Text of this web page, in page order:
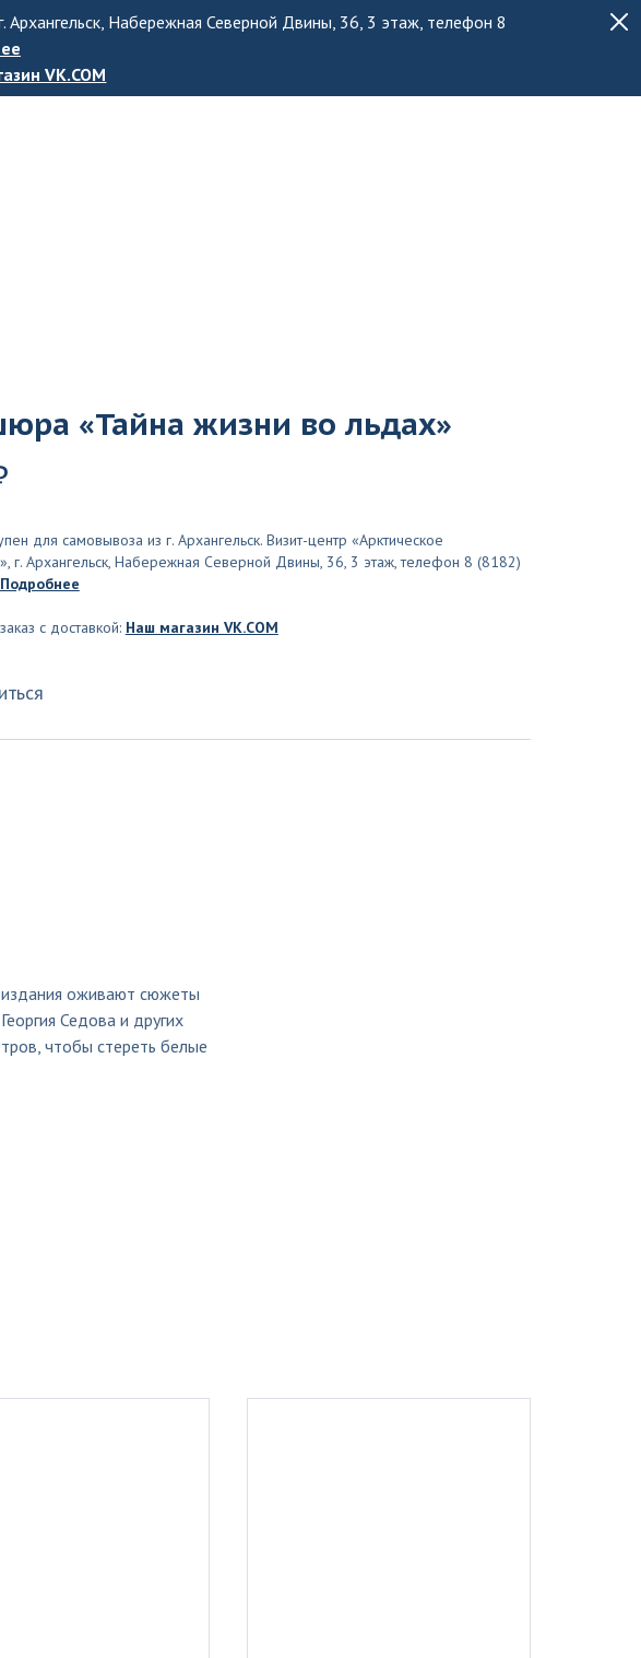
Архангельск, Набережная Северной Двины, 36, 3 этаж, телефон 8
VK.COM
«Тайна жизни во льдах»
для самовывоза из г. Архангельск. Визит-центр «Арктическое
г. Архангельск, Набережная Северной Двины, 36, 3 этаж, телефон 8 (8182)
Подробнее
с доставкой: Наш магазин VK.COM
оживают сюжеты
Седова и других
чтобы стереть белые